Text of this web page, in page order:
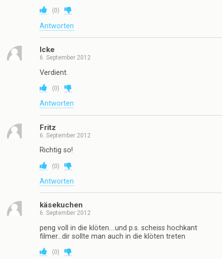
(0)
Antworten
Icke
6. September 2012
Verdient.
(0)
Antworten
Fritz
6. September 2012
Richtig so!
(0)
Antworten
käsekuchen
6. September 2012
peng voll in die klöten….und p.s. scheiss hochkant
filmer…dir sollte man auch in die klöten treten
(0)